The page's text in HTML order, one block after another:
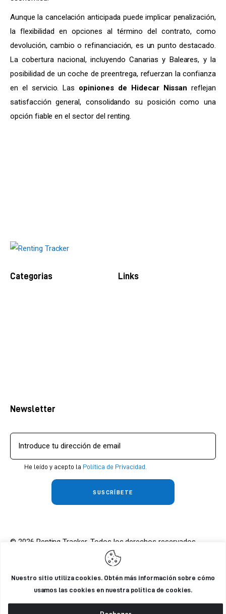
Nuestro sitio utiliza cookies. Obtén más información sobre cómo
usamos las cookies en nuestra política de cookies.
Aunque la cancelación anticipada puede implicar penalización,
la flexibilidad en opciones al término del contrato, como
devolución, cambio o refinanciación, es un punto destacado.
La cobertura nacional, incluyendo Canarias y Baleares, y la
posibilidad de un coche de preentrega, refuerzan la confianza
en el servicio. Las opiniones de Hidecar Nissan reflejan
satisfacción general, consolidando su posición como una
opción fiable en el sector del renting.
Categorias Links
Newsletter
He leído y acepto la Política de Privacidad.
© 2026 Renting Tracker. Todos los derechos reservados.